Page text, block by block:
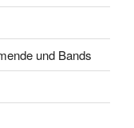
und Bands